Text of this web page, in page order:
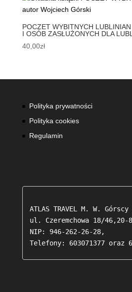
POCZET WYBITNYCH
I OSÓB ZASŁUŻONYCH DLA
40,00zł
Polityka prywatności
Polityka cookies
Regulamin
ATLAS TRAVEL M. W.
ul. Czeremchowa 18/
NIP: 946-262-26-28,
Telefony: 603071377 oraz